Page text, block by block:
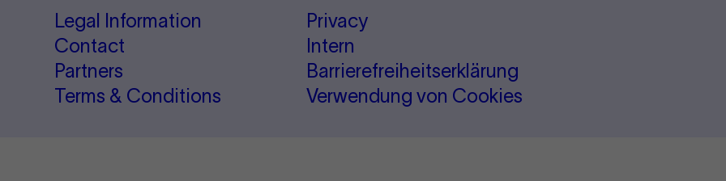
Legal Information
Contact
Partners
Terms & Conditions
Privacy
Intern
Barrierefreiheitserklärung
Verwendung von Cookies